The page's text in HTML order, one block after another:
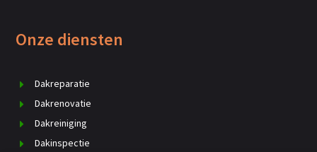
Onze diensten
Dakreparatie
Dakrenovatie
Dakreiniging
Dakinspectie